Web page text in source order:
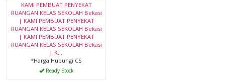
KAMI PEMBUAT PENYEKAT
RUANGAN KELAS SEKOLAH Bekasi
| KAMI PEMBUAT PENYEKAT
RUANGAN KELAS SEKOLAH Bekasi
| KAMI PEMBUAT PENYEKAT
RUANGAN KELAS SEKOLAH Bekasi
| K....
*Harga Hubungi CS
Ready Stock